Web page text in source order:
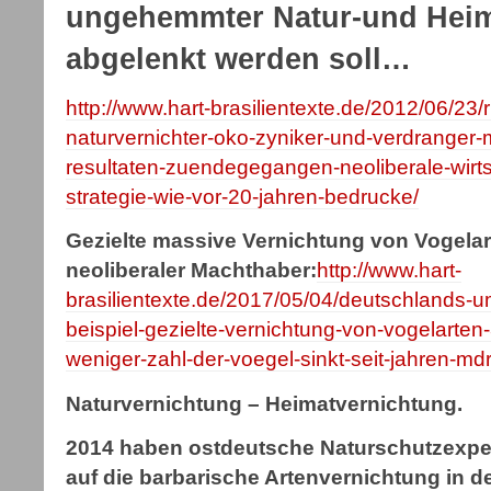
ungehemmter Natur-und
abgelenkt werden soll…
http://www.hart-brasilientexte.de/2012/06/
naturvernichter-oko-zyniker-und-verdranger-
resultaten-zuendegegangen-neoliberale-
strategie-wie-vor-20-jahren-bedrucke/
Gezielte massive Vernichtung von
neoliberaler Machthaber:http://www.hart-
brasilientexte.de/2017/05/04/deutschlands-
beispiel-gezielte-vernichtung-von-
weniger-zahl-der-voegel-sinkt-seit-jahren-
Naturvernichtung – Heimatvernichtung.
2014 haben ostdeutsche
auf die barbarische Artenvernichtung in